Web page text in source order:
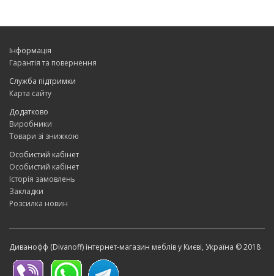
Інформація
Гарантія та повернення
Служба підтримки
Карта сайту
Додатково
Виробники
Товари зі знижкою
Особистий кабінет
Особистий кабінет
Історія замовлень
Закладки
Розсилка новин
Диванофф (Divanoff) інтернет-магазин меблів у Києві, Україна © 2018